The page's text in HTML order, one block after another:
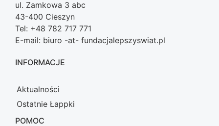
ul. Zamkowa 3 abc
43-400 Cieszyn
Tel: +48 782 717 771
E-mail: biuro -at- fundacjalepszyswiat.pl
INFORMACJE
Aktualności
Ostatnie Łappki
POMOC